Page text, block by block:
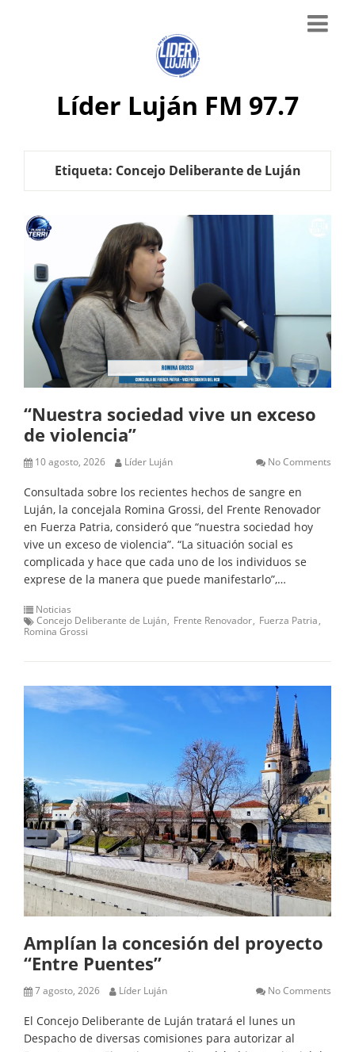
Líder Luján FM 97.7
Etiqueta: Concejo Deliberante de Luján
“Nuestra sociedad vive un exceso
de violencia”
10 agosto, 2026 Líder Luján No Comments
Consultada sobre los recientes hechos de sangre en
Luján, la concejala Romina Grossi, del Frente Renovador
en Fuerza Patria, consideró que “nuestra sociedad hoy
vive un exceso de violencia”. “La situación social es
complicada y hace que cada uno de los individuos se
exprese de la manera que puede manifestarlo”,…
Noticias
Concejo Deliberante de Luján Frente Renovador Fuerza Patria
Romina Grossi
Amplían la concesión del proyecto
“Entre Puentes”
7 agosto, 2026 Líder Luján No Comments
El Concejo Deliberante de Luján tratará el lunes un
Despacho de diversas comisiones para autorizar al